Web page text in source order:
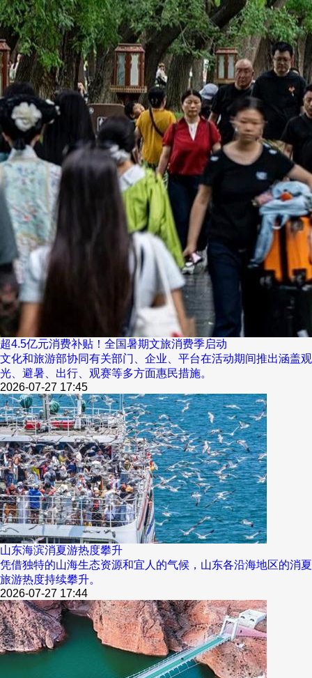
超4.5亿元消费补贴！全国暑期文旅消费季启动
文化和旅游部协同有关部门、企业、平台在活动期间推出涵盖观
光、避暑、出行、观赛等多方面惠民措施。
2026-07-27 17:45
山东海滨消夏游热度攀升
凭借独特的山海生态资源和宜人的气候，山东各沿海地区的消夏
旅游热度持续攀升。
2026-07-27 17:44